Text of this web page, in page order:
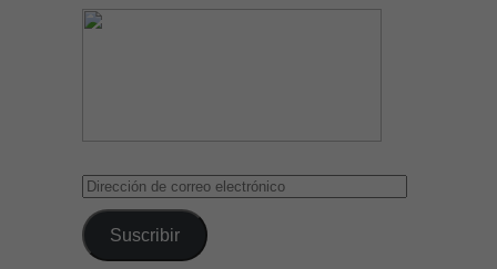
Dirección
de
correo
electrónico
Suscribir